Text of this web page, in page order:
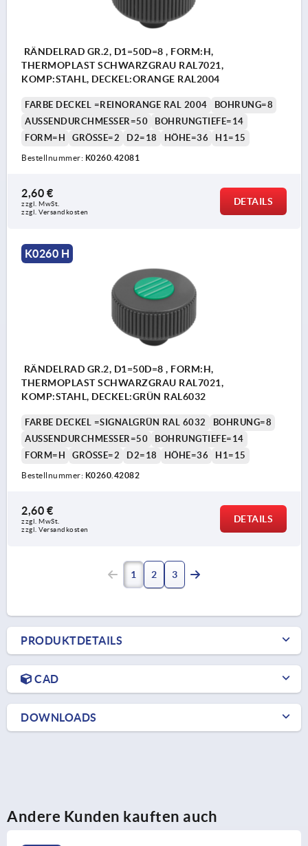
RÄNDELRAD GR.2, D1=50D=8 , FORM:H,
THERMOPLAST SCHWARZGRAU RAL7021,
KOMP:STAHL, DECKEL:ORANGE RAL2004
FARBE DECKEL =REINORANGE RAL 2004
BOHRUNG=8
AUSSENDURCHMESSER=50
BOHRUNGTIEFE=14
FORM=H
GRÖSSE=2 D2=18 HÖHE=36 H1=15
Bestellnummer: K0260.42081
2,60 €
zzgl. MwSt.
zzgl. Versandkosten
DETAILS
K0260 H
RÄNDELRAD GR.2, D1=50D=8 , FORM:H,
THERMOPLAST SCHWARZGRAU RAL7021,
KOMP:STAHL, DECKEL:GRÜN RAL6032
FARBE DECKEL =SIGNALGRÜN RAL 6032
BOHRUNG=8
AUSSENDURCHMESSER=50
BOHRUNGTIEFE=14
FORM=H
GRÖSSE=2 D2=18 HÖHE=36 H1=15
Bestellnummer: K0260.42082
2,60 €
zzgl. MwSt.
zzgl. Versandkosten
DETAILS
1 2 3
PRODUKTDETAILS
CAD
DOWNLOADS
Andere Kunden kauften auch